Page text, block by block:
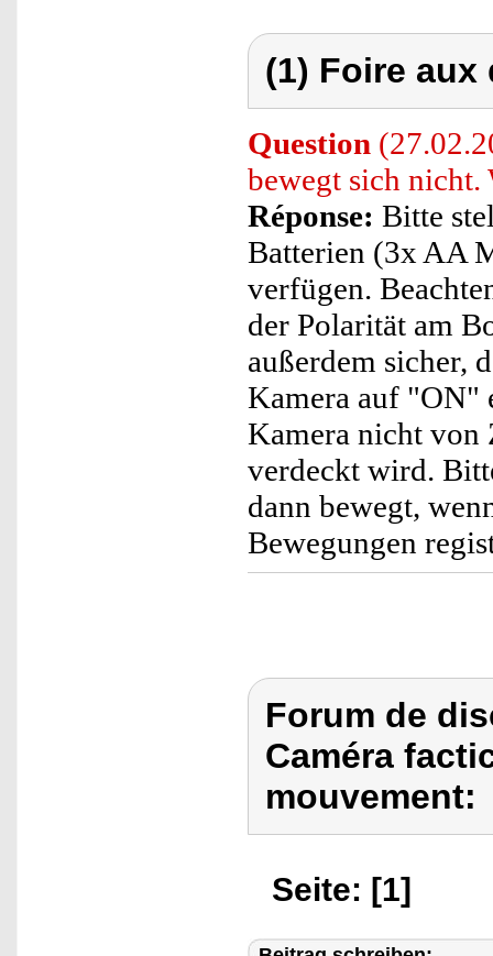
(1) Foire
Question
bewegt sich nicht.
Réponse: Bitte
Batterien (3x AA
verfügen.
der Polarität am
außerdem sicher,
Kamera auf "ON"
Kamera nicht von
verdeckt wird.
dann bewegt,
Bewegungen
Forum de
Caméra
mouvement:
Seite: [1]